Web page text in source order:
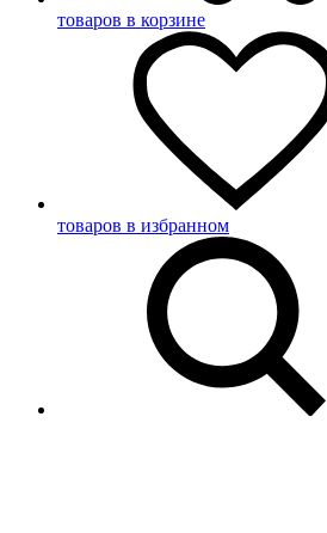
товаров в корзине
товаров в избранном